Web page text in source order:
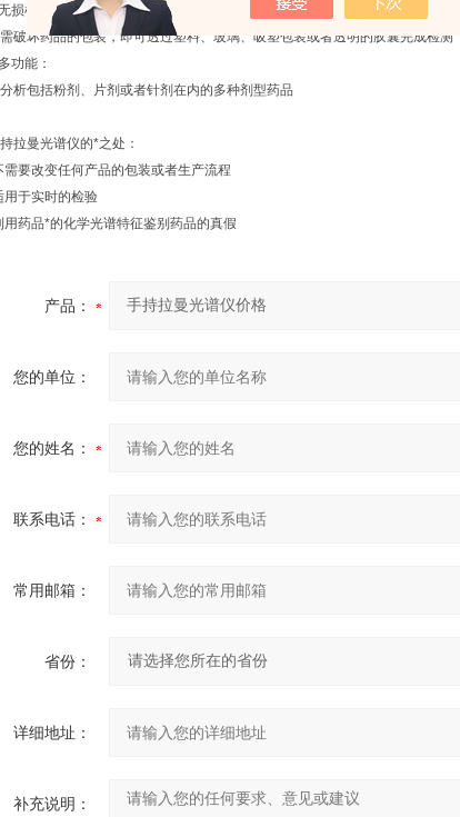
检测：
坏药品的包装，即可透过塑料、玻璃、吸塑包装或者透明的胶囊完成检测
能：
包括粉剂、片剂或者针剂在内的多种剂型药品
曼光谱仪的*之处：
要改变任何产品的包装或者生产流程
于实时的检验
药品*的化学光谱特征鉴别药品的真假
产品：
您的单位：
您的姓名：
联系电话：
常用邮箱：
省份：
详细地址：
补充说明：